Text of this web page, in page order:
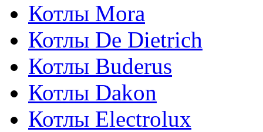
Котлы Mora
Котлы De Dietrich
Котлы Buderus
Котлы Dakon
Котлы Electrolux